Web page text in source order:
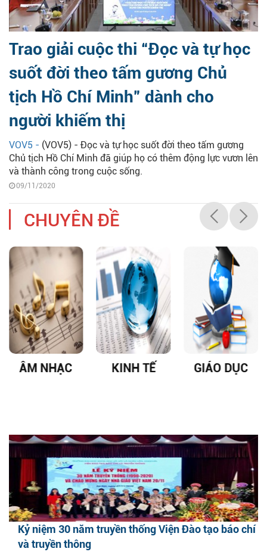
Trao giải cuộc thi “Đọc và tự học
suốt đời theo tấm gương Chủ
tịch Hồ Chí Minh” dành cho
người khiếm thị
VOV5 - (VOV5) - Đọc và tự học suốt đời theo tấm gương
Chủ tịch Hồ Chí Minh đã giúp họ có thêm động lực vươn lên
và thành công trong cuộc sống.
09/11/2020
CHUYÊN ĐỀ
ÂM NHẠC KINH TẾ GIÁO DỤC
Kỷ niệm 30 năm truyền thống Viện Đào tạo báo chí
và truyền thông